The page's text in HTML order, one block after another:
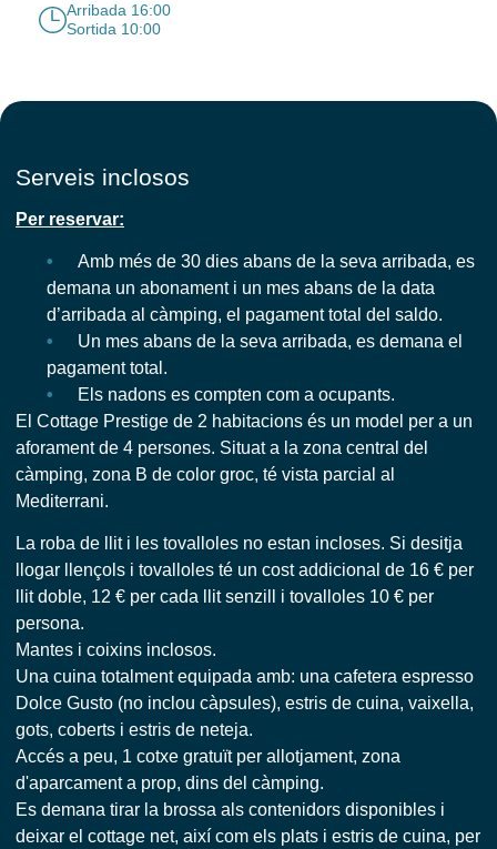
Arribada 16:00
Sortida 10:00
Serveis inclosos
Per reservar:
Amb més de 30 dies abans de la seva arribada, es
demana un abonament i un mes abans de la data
d’arribada al càmping, el pagament total del saldo.
Un mes abans de la seva arribada, es demana el
pagament total.
Els nadons es compten com a ocupants.
El Cottage Prestige de 2 habitacions és un model per a un
aforament de 4 persones. Situat a la zona central del
càmping, zona B de color groc, té vista parcial al
Mediterrani.
La roba de llit i les tovalloles no estan incloses. Si desitja
llogar llençols i tovalloles té un cost addicional de 16 € per
llit doble, 12 € per cada llit senzill i tovalloles 10 € per
persona.
Mantes i coixins inclosos.
Una cuina totalment equipada amb: una cafetera espresso
Dolce Gusto (no inclou càpsules), estris de cuina, vaixella,
gots, coberts i estris de neteja.
Accés a peu, 1 cotxe gratuït per allotjament, zona
d'aparcament a prop, dins del càmping.
Es demana tirar la brossa als contenidors disponibles i
deixar el cottage net, així com els plats i estris de cuina, per